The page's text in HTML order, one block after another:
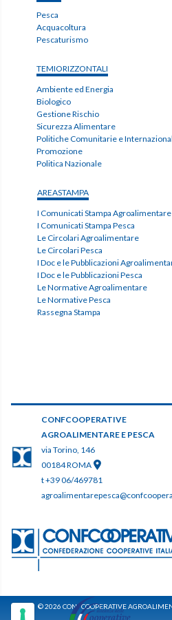
CONFCOOPERATIVE
AGROALIMENTARE E PESCA
via Torino, 146
00184 ROMA
t +39 06/469781
Pesca
Acquacoltura
Pescaturismo
TEMIORIZZONTALI
Ambiente ed Energia
Biologico
Gestione Rischio
Sicurezza Alimentare
Politiche Comunitarie e
Promozione
Politica Nazionale
AREASTAMPA
I Comunicati Stampa Agroalimentare
I Comunicati Stampa Pesca
Le Circolari Agroalimentare
Le Circolari Pesca
I Doc e le Pubblicazioni
I Doc e le Pubblicazioni Pesca
Le Normative Agroalimentare
Le Normative Pesca
Rassegna Stampa
© 2026 CONFCOOPERATIVE